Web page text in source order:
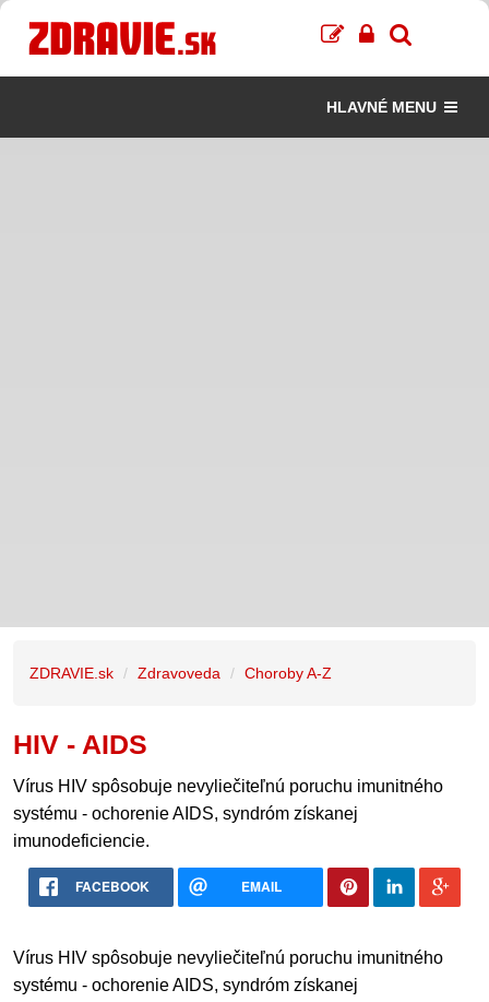
HLAVNÉ MENU
ZDRAVIE.sk Zdravoveda Choroby A-Z
HIV - AIDS
Vírus HIV spôsobuje nevyliečiteľnú poruchu imunitného
systému - ochorenie AIDS, syndróm získanej
imunodeficiencie.
FACEBOOK EMAIL
Vírus HIV spôsobuje nevyliečiteľnú poruchu imunitného
systému - ochorenie AIDS, syndróm získanej